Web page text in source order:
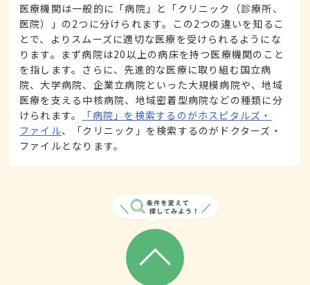
医療機関は一般的に「病院」と「クリニック（診療所、
医院）」の2つに分けられます。この2つの違いを知るこ
とで、よりスムーズに適切な医療を受けられるようにな
ります。まず病院は20以上の病床を持つ医療機関のこと
を指します。さらに、先進的な医療に取り組む国立病
院、大学病院、企業立病院といった大規模病院や、地域
医療を支える中核病院、地域密着型病院などの種類に分
けられます。
「病院」を検索するのがホスピタルズ・
ファイル、「クリニック」を検索するのがドクターズ・
ファイルとなります。